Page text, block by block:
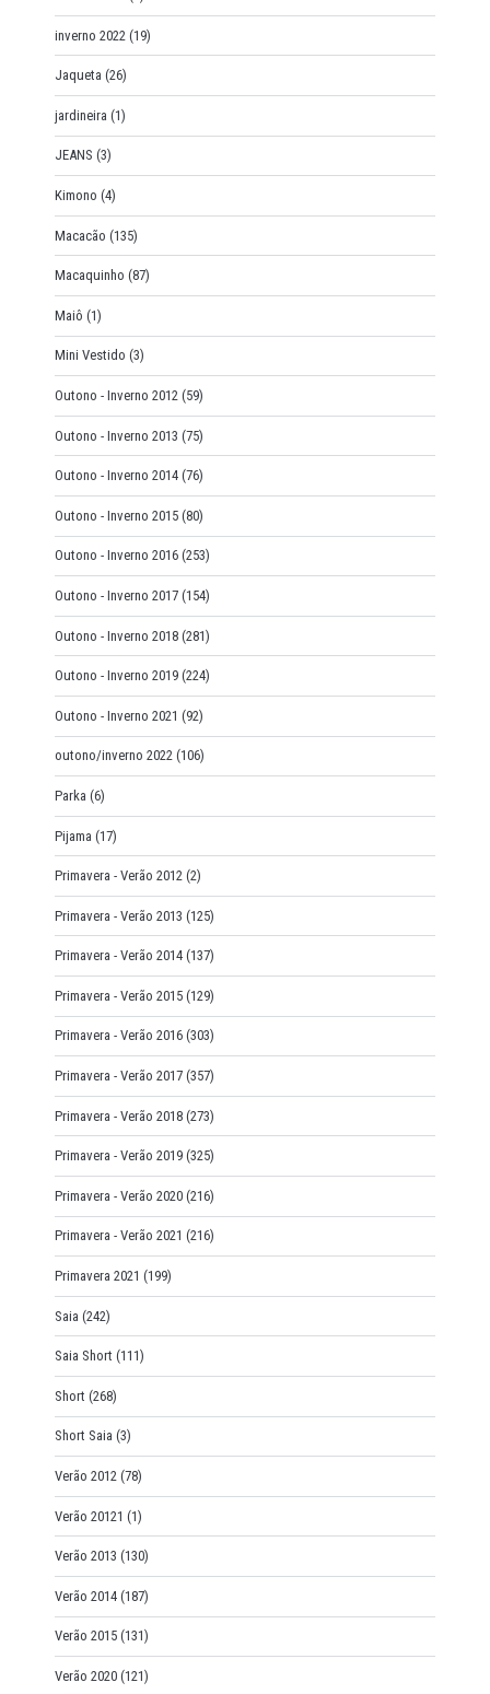
inverno 2022 (19)
Jaqueta (26)
jardineira (1)
JEANS (3)
Kimono (4)
Macacão (135)
Macaquinho (87)
Maiô (1)
Mini Vestido (3)
Outono - Inverno 2012 (59)
Outono - Inverno 2013 (75)
Outono - Inverno 2014 (76)
Outono - Inverno 2015 (80)
Outono - Inverno 2016 (253)
Outono - Inverno 2017 (154)
Outono - Inverno 2018 (281)
Outono - Inverno 2019 (224)
Outono - Inverno 2021 (92)
outono/inverno 2022 (106)
Parka (6)
Pijama (17)
Primavera - Verão 2012 (2)
Primavera - Verão 2013 (125)
Primavera - Verão 2014 (137)
Primavera - Verão 2015 (129)
Primavera - Verão 2016 (303)
Primavera - Verão 2017 (357)
Primavera - Verão 2018 (273)
Primavera - Verão 2019 (325)
Primavera - Verão 2020 (216)
Primavera - Verão 2021 (216)
Primavera 2021 (199)
Saia (242)
Saia Short (111)
Short (268)
Short Saia (3)
Verão 2012 (78)
Verão 20121 (1)
Verão 2013 (130)
Verão 2014 (187)
Verão 2015 (131)
Verão 2020 (121)